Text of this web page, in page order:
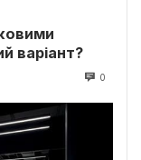
варіант?
0